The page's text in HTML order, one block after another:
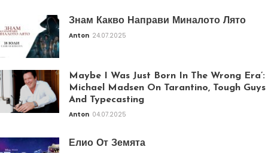
Знам Какво Направи Миналото Лято
Anton 24.07.2025
Maybe I Was Just Born In The Wrong Era’:
Michael Madsen On Tarantino, Tough Guys
And Typecasting
Anton 04.07.2025
Елио От Земята